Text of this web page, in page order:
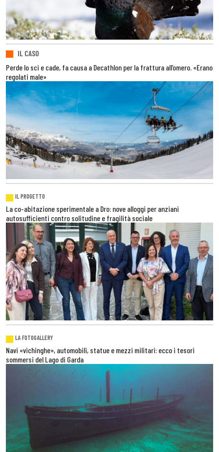
IL CASO
Perde lo sci e cade, fa causa a Decathlon per la frattura all’omero. «Erano
regolati male»
IL PROGETTO
La co-abitazione sperimentale a Dro: nove alloggi per anziani
autosufficienti contro solitudine e fragilità sociale
LA FOTOGALLERY
Navi «vichinghe», automobili, statue e mezzi militari: ecco i tesori
sommersi del Lago di Garda